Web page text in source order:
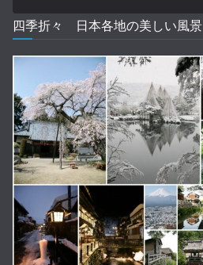
四季折々 日本各地の美しい風景